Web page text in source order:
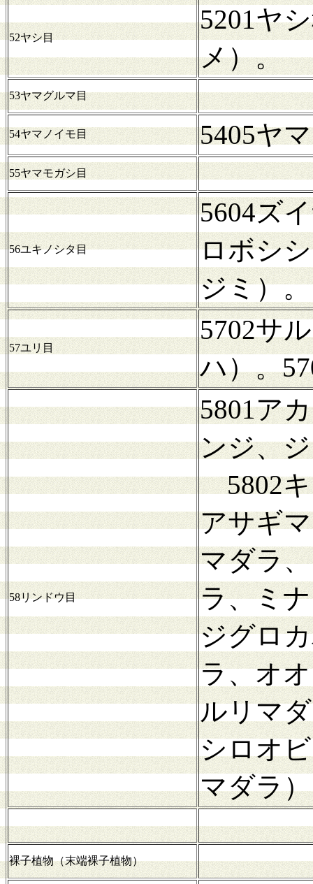
52ヤシ目
5201ヤ
メ）。
53ヤマグルマ目
54ヤマノイモ目 5405ヤ
55ヤマモガシ目
56ユキノシタ目
5604ズ
ロボシ
ジミ）。
57ユリ目
5702サ
ハ）。
58リンドウ目
5801ア
ンジ、
5802キ
アサギ
マダラ
ラ、ミ
ジグロ
ラ、オ
ルリマ
シロオ
マダラ
裸子植物（末端裸子植物）